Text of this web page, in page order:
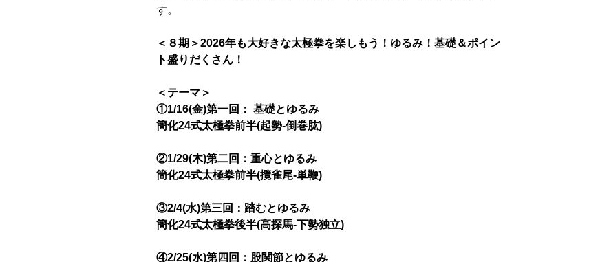
す。
＜８期＞2026年も大好きな太極拳を楽しもう！ゆるみ！基礎＆ポイン
ト盛りだくさん！
＜テーマ＞
①1/16(金)第一回： 基礎とゆるみ
簡化24式太極拳前半(起勢-倒巻肱)
②1/29(木)第二回：重心とゆるみ
簡化24式太極拳前半(攬雀尾-単鞭)
③2/4(水)第三回：踏むとゆるみ
簡化24式太極拳後半(高探馬-下勢独立)
④2/25(水)第四回：股関節とゆるみ